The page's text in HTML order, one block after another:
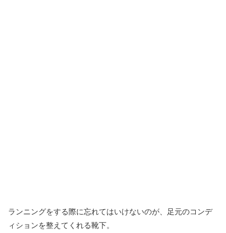
ランニングをする際に忘れてはいけないのが、足元のコンデ
ィションを整えてくれる靴下。